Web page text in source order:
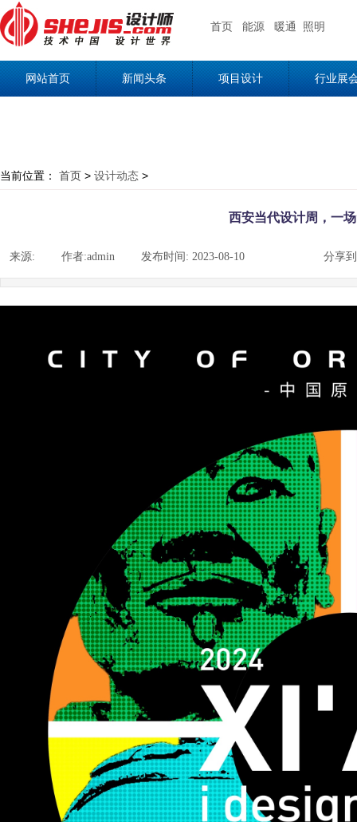
首页 能源 暖通 照明
网站首页 新闻头条 项目设计 行业展
当前位置： 首页 > 设计动态 >
西安当代设计周，一
来源: 作者:admin 发布时间: 2023-08-10 分享